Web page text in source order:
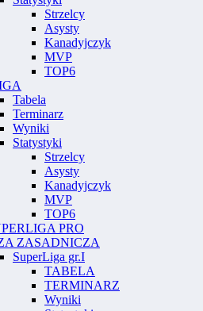
Strzelcy
Asysty
Kanadyjczyk
MVP
TOP6
Tabela
Terminarz
Wyniki
Statystyki
Strzelcy
Asysty
Kanadyjczyk
MVP
TOP6
PRO
ZASADNICZA
SuperLiga gr.I
TABELA
TERMINARZ
Wyniki